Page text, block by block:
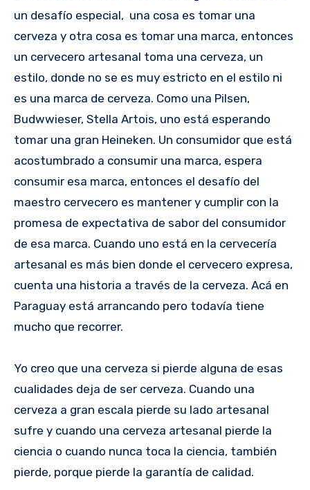
un desafío especial, una cosa es tomar una
cerveza y otra cosa es tomar una marca, entonces
un cervecero artesanal toma una cerveza, un
estilo, donde no se es muy estricto en el estilo ni
es una marca de cerveza. Como una Pilsen,
Budwwieser, Stella Artois, uno está esperando
tomar una gran Heineken. Un consumidor que está
acostumbrado a consumir una marca, espera
consumir esa marca, entonces el desafío del
maestro cervecero es mantener y cumplir con la
promesa de expectativa de sabor del consumidor
de esa marca. Cuando uno está en la cervecería
artesanal es más bien donde el cervecero expresa,
cuenta una historia a través de la cerveza. Acá en
Paraguay está arrancando pero todavía tiene
mucho que recorrer.
Yo creo que una cerveza si pierde alguna de esas
cualidades deja de ser cerveza. Cuando una
cerveza a gran escala pierde su lado artesanal
sufre y cuando una cerveza artesanal pierde la
ciencia o cuando nunca toca la ciencia, también
pierde, porque pierde la garantía de calidad.